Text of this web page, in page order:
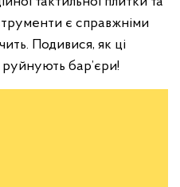
є справжніми
Подивися, як ці
руйнують бар’єри!